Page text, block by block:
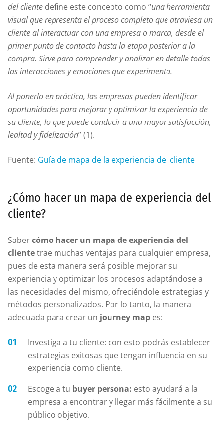
del cliente define este concepto como “una herramienta
visual que representa el proceso completo que atraviesa un
cliente al interactuar con una empresa o marca, desde el
primer punto de contacto hasta la etapa posterior a la
compra. Sirve para comprender y analizar en detalle todas
las interacciones y emociones que experimenta.
Al ponerlo en práctica, las empresas pueden identificar
oportunidades para mejorar y optimizar la experiencia de
su cliente, lo que puede conducir a una mayor satisfacción,
lealtad y fidelización” (1).
Fuente: Guía de mapa de la experiencia del cliente
¿Cómo hacer un mapa de experiencia del
cliente?
Sabercómo hacer un mapa de experiencia del
clientetrae muchas ventajas para cualquier empresa,
pues de esta manera será posible mejorar su
experiencia y optimizar los procesos adaptándose a
las necesidades del mismo, ofreciéndole estrategias y
métodos personalizados. Por lo tanto, la manera
adecuada para crear un journey map es:
Investiga a tu cliente: con esto podrás establecer
estrategias exitosas que tengan influencia en su
experiencia como cliente.
Escoge a tu buyer persona: esto ayudará a la
empresa a encontrar y llegar más fácilmente a su
público objetivo.